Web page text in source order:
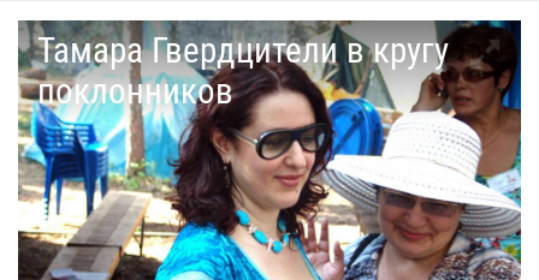
Тамара Гвердцители в кругу
поклонников